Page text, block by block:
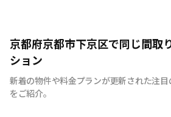
安心の日商エステムグループ｜創業
る不動産のプロだからこそ、確かな
京都府京都市下京区で同じ間取
ション
新着の物件や料金プランが更新された注
をご紹介。